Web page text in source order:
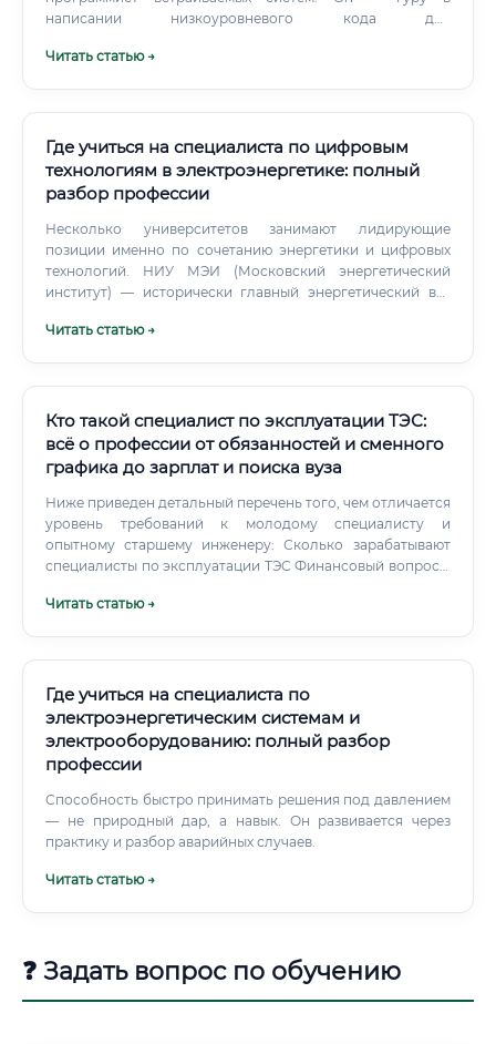
написании низкоуровневого кода для
Читать статью →
Где учиться на специалиста по цифровым
технологиям в электроэнергетике: полный
разбор профессии
Несколько университетов занимают лидирующие
позиции именно по сочетанию энергетики и цифровых
технологий. НИУ МЭИ (Московский энергетический
институт) — исторически главный энергетический вуз
Читать статью →
Кто такой специалист по эксплуатации ТЭС:
всё о профессии от обязанностей и сменного
графика до зарплат и поиска вуза
Ниже приведен детальный перечень того, чем отличается
уровень требований к молодому специалисту и
опытному старшему инженеру: Сколько зарабатывают
специалисты по эксплуатации ТЭС Финансовый вопрос в
системой индексаций. Доход специалиста напрямую
Читать статью →
Где учиться на специалиста по
электроэнергетическим системам и
электрооборудованию: полный разбор
профессии
Способность быстро принимать решения под давлением
— не природный дар, а навык. Он развивается через
практику и разбор аварийных случаев.
Читать статью →
❓ Задать вопрос по обучению